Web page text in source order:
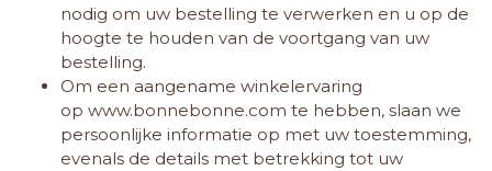
nodig om uw bestelling te verwerken en u op de
hoogte te houden van de voortgang van uw
bestelling.
Om een aangename winkelervaring
op www.bonnebonne.com te hebben, slaan we
persoonlijke informatie op met uw toestemming,
evenals de details met betrekking tot uw